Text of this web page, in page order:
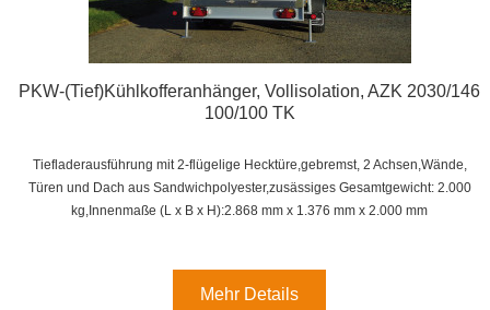
PKW-(Tief)Kühlkofferanhänger, Vollisolation, AZK 2030/146
100/100 TK
Tiefladerausführung mit 2-flügelige Hecktüre,gebremst, 2 Achsen, Wände,
Türen und Dach aus Sandwichpolyester,zusässiges Gesamtgewicht: 2.000
kg, Innenmaße (L x B x H):2.868 mm x 1.376 mm x 2.000 mm
Mehr Details